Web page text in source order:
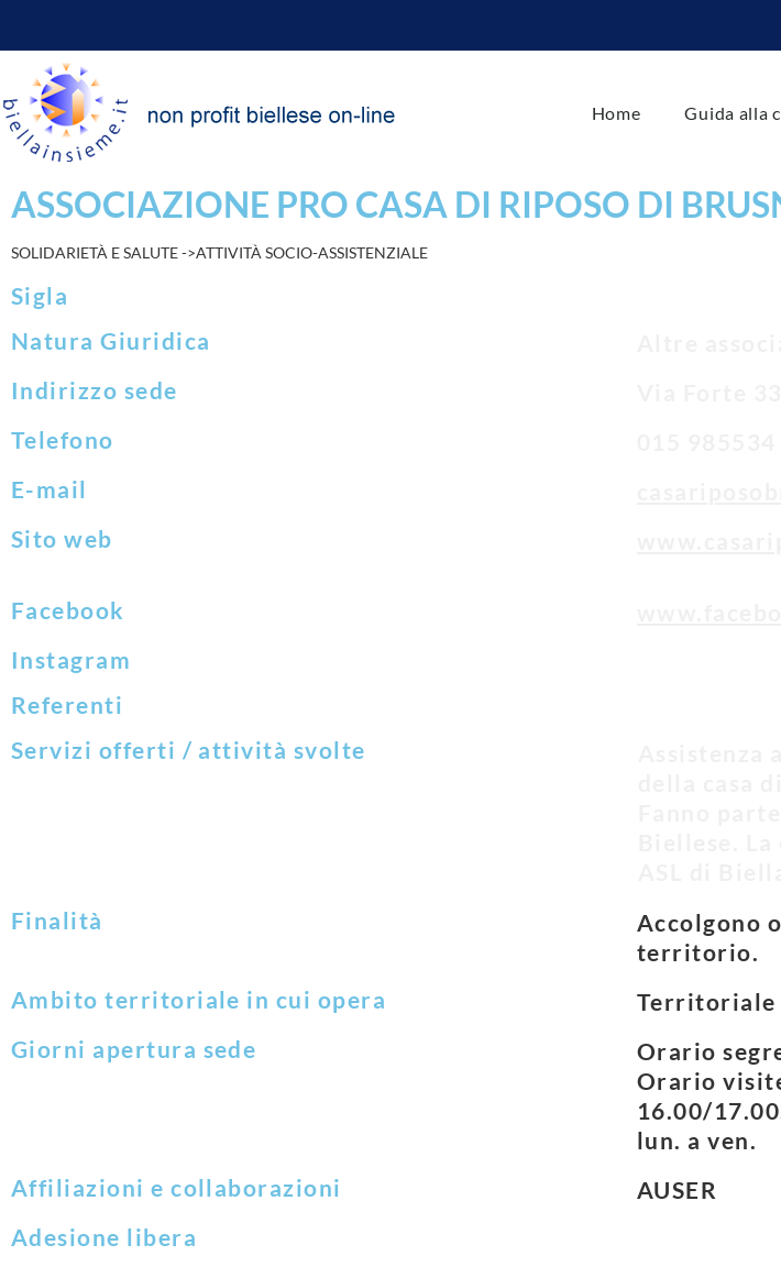
Home Guida alla
ASSOCIAZIONE PRO CASA DI RIPOSO DI
SOLIDARIETÀ E SALUTE ->ATTIVITÀ SOCIO-ASSISTENZIALE
Sigla
Natura Giuridica
Indirizzo sede
Telefono
E-mail
Sito web
Facebook
Instagram
Referenti
Servizi offerti / attività svolte
Finalità
Accolgono
territorio.
Ambito territoriale in cui opera
Territoriale
Giorni apertura sede
Orario
Orario
16.00/
lun. a ven.
Affiliazioni e collaborazioni
AUSER
Adesione libera